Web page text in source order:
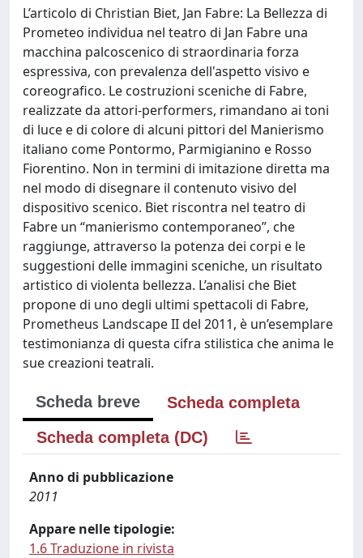
L’articolo di Christian Biet, Jan Fabre: La Bellezza di
Prometeo individua nel teatro di Jan Fabre una
macchina palcoscenico di straordinaria forza
espressiva, con prevalenza dell'aspetto visivo e
coreografico. Le costruzioni sceniche di Fabre,
realizzate da attori-performers, rimandano ai toni
di luce e di colore di alcuni pittori del Manierismo
italiano come Pontormo, Parmigianino e Rosso
Fiorentino. Non in termini di imitazione diretta ma
nel modo di disegnare il contenuto visivo del
dispositivo scenico. Biet riscontra nel teatro di
Fabre un “manierismo contemporaneo”, che
raggiunge, attraverso la potenza dei corpi e le
suggestioni delle immagini sceniche, un risultato
artistico di violenta bellezza. L’analisi che Biet
propone di uno degli ultimi spettacoli di Fabre,
Prometheus Landscape II del 2011, è un’esemplare
testimonianza di questa cifra stilistica che anima le
sue creazioni teatrali.
Scheda breve
Scheda completa
Scheda completa (DC)
Anno di pubblicazione
2011
Appare nelle tipologie:
1.6 Traduzione in rivista